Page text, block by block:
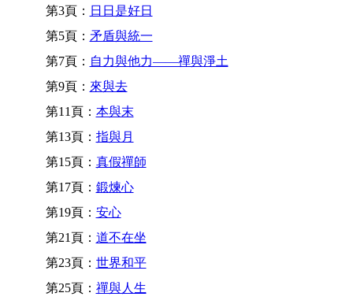
第3頁： 日日是好日
第5頁： 矛盾與統一
第7頁： 自力與他力——禪與淨土
第9頁： 來與去
第11頁： 本與末
第13頁： 指與月
第15頁： 真假禪師
第17頁： 鍛煉心
第19頁： 安心
第21頁： 道不在坐
第23頁： 世界和平
第25頁： 禪與人生